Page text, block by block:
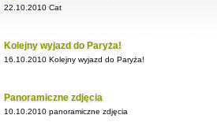
22.10.2010 Cat
Kolejny wyjazd do Paryża!
16.10.2010 Kolejny wyjazd do Paryża!
Panoramiczne zdjęcia
10.10.2010 panoramiczne zdjęcia